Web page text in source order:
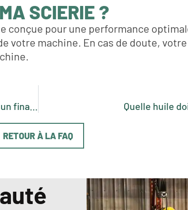
SCIERIE ?
conçue pour une performance
votre machine. En cas de doute,
Quelle huile
RETOUR À LA FAQ